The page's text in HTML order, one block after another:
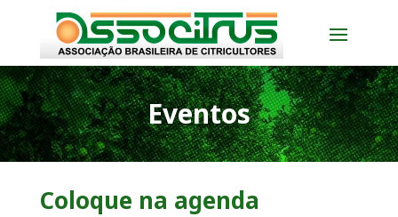
Eventos
Coloque na agenda